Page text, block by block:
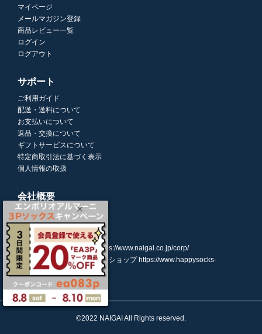
マイページ
メールマガジン登録
商品レビュー一覧
ログイン
ログアウト
サポート
ご利用ガイド
配送・送料について
お支払いについて
返品・交換について
ギフトサービスについて
特定商取引法に基づく表示
個人情報の取扱
会社概要
株式会社ナイガイ
(東証スタンダード市場上場)
107-0052
東京都港区赤坂7丁目8-5 https://www.naigai.co.jp/corp/
ハッピーソックスオンラインショップhttps://www.happysocks-
japan.com/
©2022 NAIGAI All Rights reserved.